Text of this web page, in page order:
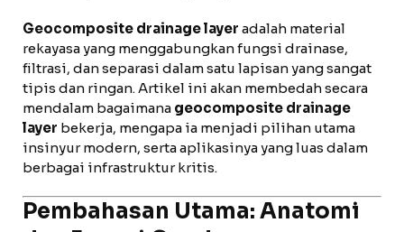
Geocomposite drainage layer adalah material
rekayasa yang menggabungkan fungsi drainase,
filtrasi, dan separasi dalam satu lapisan yang sangat
tipis dan ringan. Artikel ini akan membedah secara
mendalam bagaimana geocomposite drainage
layer bekerja, mengapa ia menjadi pilihan utama
insinyur modern, serta aplikasinya yang luas dalam
berbagai infrastruktur kritis.
Pembahasan Utama: Anatomi